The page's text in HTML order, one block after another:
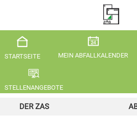
STARTSEITE MEIN ABFALLKALENDER
STELLENANGEBOTE
DER ZAS